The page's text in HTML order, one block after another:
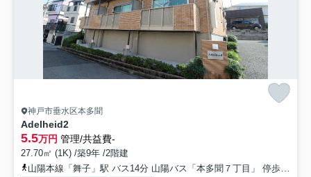
神戸市垂水区本多聞
Adelheid2
5.5万円 管理/共益費-
27.70㎡ (1K) /築9年 /2階建
山陽本線「舞子」駅 バス14分 山陽バス「本多聞７丁目」 停歩2分